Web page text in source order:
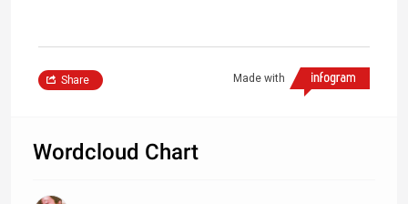
Made with
Share
Wordcloud Chart